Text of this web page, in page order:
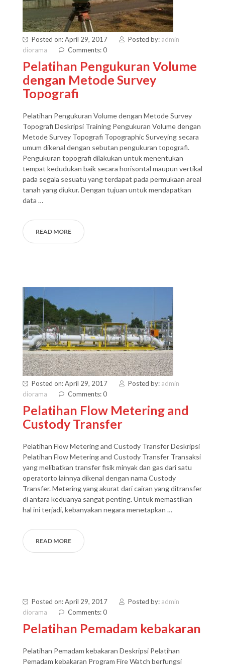
Posted on: April 29, 2017 Posted by: admin
diorama
Comments: 0
Pelatihan Pengukuran Volume
dengan Metode Survey
Topografi
Pelatihan Pengukuran Volume dengan Metode Survey
Topografi Deskripsi Training Pengukuran Volume dengan
Metode Survey Topografi Topographic Surveying secara
umum dikenal dengan sebutan pengukuran topografi.
Pengukuran topografi dilakukan untuk menentukan
tempat kedudukan baik secara horisontal maupun vertikal
pada segala sesuatu yang terdapat pada permukaan areal
tanah yang diukur. Dengan tujuan untuk mendapatkan
data …
READ MORE
Posted on: April 29, 2017 Posted by: admin
diorama
Comments: 0
Pelatihan Flow Metering and
Custody Transfer
Pelatihan Flow Metering and Custody Transfer Deskripsi
Pelatihan Flow Metering and Custody Transfer Transaksi
yang melibatkan transfer fisik minyak dan gas dari satu
operatorto lainnya dikenal dengan nama Custody
Transfer. Metering yang akurat dari cairan yang ditransfer
di antara keduanya sangat penting. Untuk memastikan
hal ini terjadi, kebanyakan negara menetapkan …
READ MORE
Posted on: April 29, 2017 Posted by: admin
diorama
Comments: 0
Pelatihan Pemadam kebakaran
Pelatihan Pemadam kebakaran Deskripsi Pelatihan
Pemadam kebakaran Program Fire Watch berfungsi